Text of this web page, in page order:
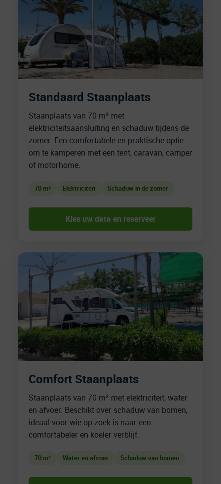
Standaard Staanplaats
Staanplaats van 70 m² met
elektriciteitsaansluiting en schaduw tijdens de
zomer. Een comfortabele en praktische optie
om te kamperen met een tent, caravan, camper
of motorhome.
70 m² Elektriciteit Schaduw in de zomer
Kies uw data en reserveer
Comfort Staanplaats
Staanplaats van 70 m² met elektriciteit, water
en afvoer. Beschikt over schaduw van bomen,
ideaal voor wie op zoek is naar een
comfortabeler en koeler verblijf.
70 m² Water en afvoer Schaduw van bomen